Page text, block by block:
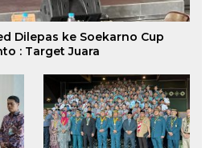
Dilepas ke Soekarno Cup
: Target Juara